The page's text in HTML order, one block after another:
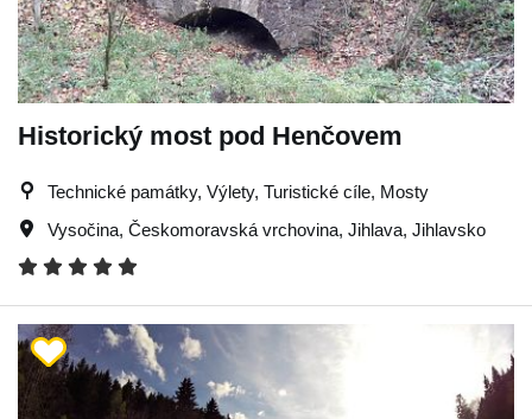
Historický most pod Henčovem
Technické památky, Výlety, Turistické cíle, Mosty
Vysočina, Českomoravská vrchovina, Jihlava, Jihlavsko